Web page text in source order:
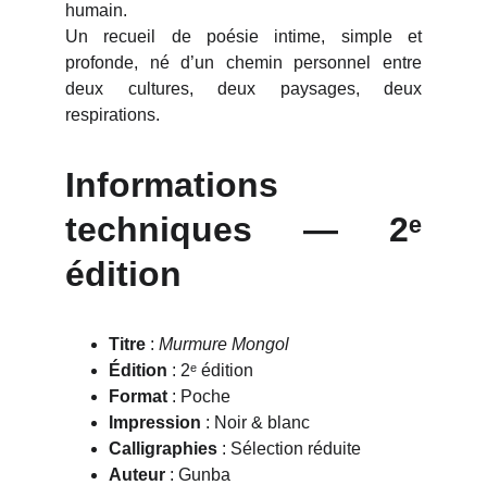
humain.
Un recueil de poésie intime, simple et
profonde, né d’un chemin personnel entre
deux cultures, deux paysages, deux
respirations.
Informations
techniques — 2ᵉ
édition
Titre : Murmure Mongol
Édition : 2ᵉ édition
Format : Poche
Impression : Noir & blanc
Calligraphies : Sélection réduite
Auteur : Gunba